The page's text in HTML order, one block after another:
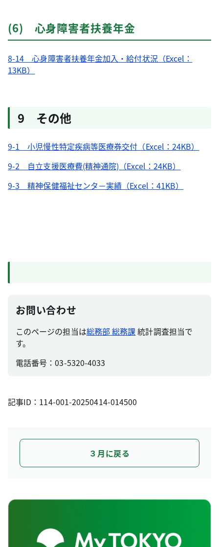
(6) 心身障害者扶養年金
8-14 心身障害者扶養年金加入・給付状況（Excel：
13KB）
9 その他
9-1 小児慢性特定疾病等医療券交付（Excel：24KB）
9-2 自立支援医療費(精神通院)（Excel：24KB）
9-3 精神保健福祉センタ－実績（Excel：41KB）
お問い合わせ
このページの担当は総務部 総務課統計調査担当で
す。
電話番号：03-5320-4033
記事ID：114-001-20250414-014500
３月に戻る